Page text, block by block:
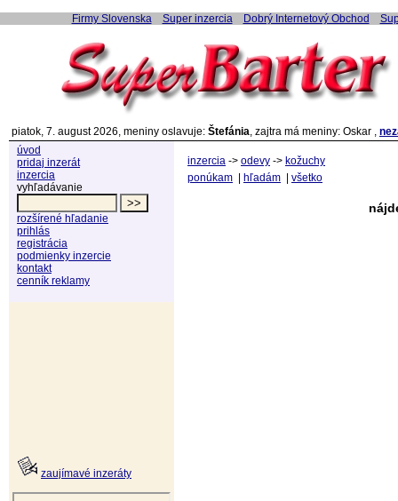
Firmy Slovenska Super inzercia Dobrý Internetový Obchod
piatok, 7. august 2026, meniny oslavuje: Štefánia, zajtra má meniny: Oskar ,
úvod
pridaj inzerát
inzercia
vyhľadávanie
rozšírené hľadanie
prihlás
registrácia
podmienky inzercie
kontakt
cenník reklamy
zaujímavé inzeráty
inzercia -> odevy -> kožuchy
ponúkam
hľadám všetko